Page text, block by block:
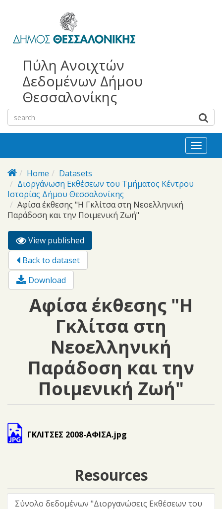
bayan
escort
escort
Πύλη Ανοιχτών
Δεδομένων Δήμου
Θεσσαλονίκης
Toggle
Home
Datasets
Διοργάνωση Eκθέσεων του Τμήματος Κέντρου
Ιστορίας Δήμου Θεσσαλονίκης
Αφίσα έκθεσης "Η Γκλίτσα στη Νεοελληνική
Παράδοση και την Ποιμενική Ζωή"
Primary tabs
View published
tab)
Back to dataset
Download
Αφίσα έκθεσης "Η
Γκλίτσα στη
Νεοελληνική
Παράδοση και την
Ποιμενική Ζωή"
ΓΚΛΙΤΣΕΣ 2008-ΑΦΙΣΑ.jpg
Resources
Σύνολο δεδομένων "Διοργανώσεις Eκθέσεων του